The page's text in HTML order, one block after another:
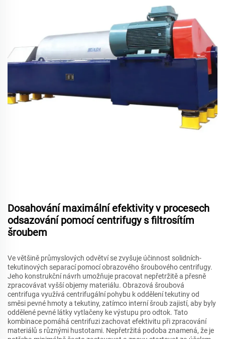
Dosahování maximální efektivity v procesech
odsazování pomocí centrifugy s filtrosítím
šroubem
Ve většině průmyslových odvětví se zvyšuje účinnost solidních-
tekutinových separací pomocí obrazového šroubového centrifugy.
Jeho konstrukční návrh umožňuje pracovat nepřetržitě a přesně
zpracovávat vyšší objemy materiálu. Obrazová šroubová
centrifuga využívá centrifugální pohybu k oddělení tekutiny od
směsi pevné hmoty a tekutiny, zatímco interní šroub zajistí, aby byly
oddělené pevné látky vytlačeny ke výstupu pro odtok. Tato
kombinace pomáhá centrifuzi zachovat efektivitu při zpracování
materiálů s různými hustotami. Nepřetržitá podoba znamená, že je